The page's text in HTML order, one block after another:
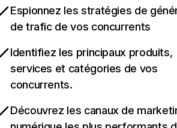
Espionnez les stratégies de
de trafic de vos concurrents
Identifiez les principaux produits,
services et catégories de vos
concurrents.
Découvrez les canaux de